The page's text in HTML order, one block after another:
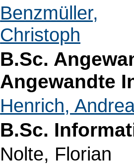
Benzmüller,
Christoph
B.Sc.
Angewandte
Henrich,
B.Sc.
Nolte, Florian